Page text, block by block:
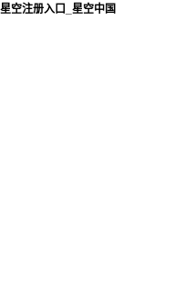
星空注册入口_星空中国